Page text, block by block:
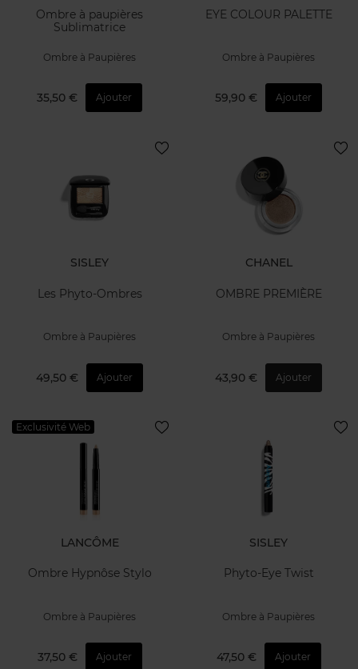
Ombre à paupières
Sublimatrice
Ombre à Paupières
35,50 € Ajouter
EYE COLOUR PALETTE
Ombre à Paupières
59,90 € Ajouter
SISLEY
Les Phyto-Ombres
Ombre à Paupières
49,50 € Ajouter
CHANEL
OMBRE PREMIÈRE
Ombre à Paupières
43,90 € Ajouter
Exclusivité Web
LANCÔME
Ombre Hypnôse Stylo
Ombre à Paupières
37,50 € Ajouter
SISLEY
Phyto-Eye Twist
Ombre à Paupières
47,50 € Ajouter